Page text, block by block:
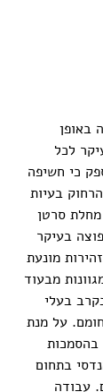
באופן
לכל
כי חשיפה
בעיות
מחלת סרטן
בעיקר
מונעת
מבעוד
בעלי
על מנת
בהסמכות
בתחום
עבודה